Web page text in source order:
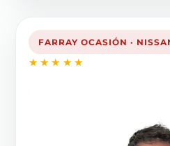
FARRAY OCASIÓN ·
★★★★★